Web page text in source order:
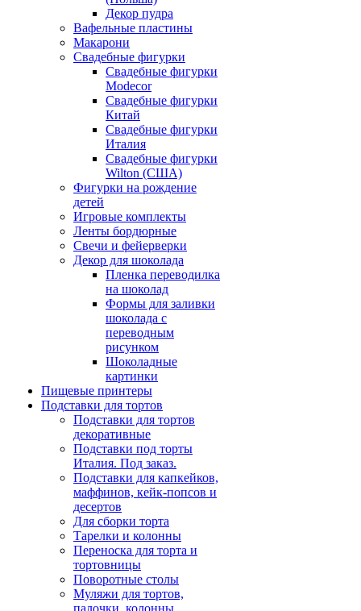
Декор пудра
Вафельные пластины
Макарони
Свадебные фигурки
Свадебные фигурки
Modecor
Свадебные фигурки
Китай
Свадебные фигурки
Италия
Свадебные фигурки
Wilton (США)
Фигурки на рождение
детей
Игровые комплекты
Ленты бордюрные
Свечи и фейерверки
Декор для шоколада
Пленка переводилка
на шоколад
Формы для заливки
шоколада с
переводным
рисунком
Шоколадные
картинки
Пищевые принтеры
Подставки для тортов
Подставки для тортов
декоративные
Подставки под торты
Италия. Под заказ.
Подставки для капкейков,
маффинов, кейк-попсов и
десертов
Для сборки торта
Тарелки и колонны
Переноска для торта и
тортовницы
Поворотные столы
Муляжи для тортов,
палочки, колонны